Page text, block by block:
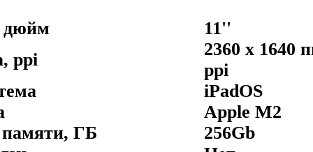
дюйм
11''
ppi
2360 x 1640
ppi
iPadOS
Apple M2
ГБ
256Gb